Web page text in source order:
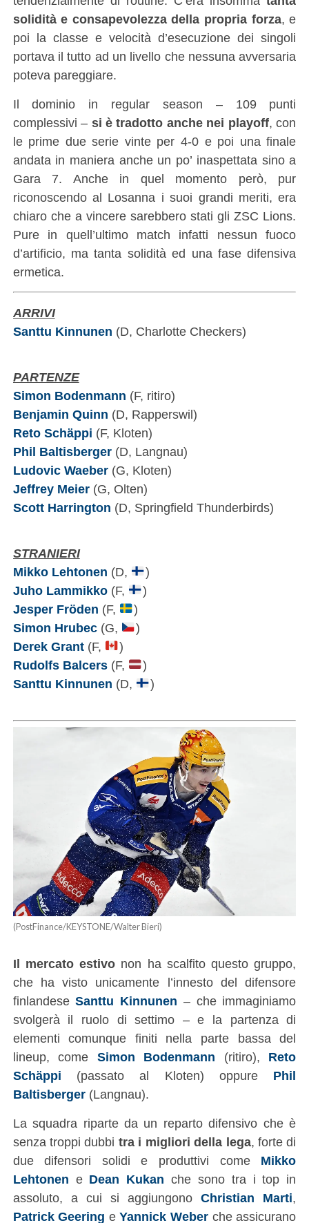
solidità e consapevolezza della propria forza, e
poi la classe e velocità d’esecuzione dei singoli
portava il tutto ad un livello che nessuna avversaria
poteva pareggiare.
Il dominio in regular season – 109 punti
complessivi – si è tradotto anche nei playoff, con
le prime due serie vinte per 4-0 e poi una finale
andata in maniera anche un po’ inaspettata sino a
Gara 7. Anche in quel momento però, pur
riconoscendo al Losanna i suoi grandi meriti, era
chiaro che a vincere sarebbero stati gli ZSC Lions.
Pure in quell’ultimo match infatti nessun fuoco
d’artificio, ma tanta solidità ed una fase difensiva
ermetica.
ARRIVI
Santtu Kinnunen (D, Charlotte Checkers)
PARTENZE
Simon Bodenmann (F, ritiro)
Benjamin Quinn (D, Rapperswil)
Reto Schäppi (F, Kloten)
Phil Baltisberger(D, Langnau)
Ludovic Waeber(G, Kloten)
Jeffrey Meier(G, Olten)
Scott Harrington (D, Springfield Thunderbirds)
STRANIERI
Mikko Lehtonen (D,
)
Juho Lammikko(F,
)
Jesper Fröden (F,
)
Simon Hrubec(G,
)
Derek Grant(F,
)
Rudolfs Balcers(F,
)
Santtu Kinnunen (D, )
(PostFinance/KEYSTONE/Walter Bieri)
Il mercato estivo non ha scalfito questo gruppo,
che ha visto unicamente l’innesto del difensore
finlandeseSanttu Kinnunen – che immaginiamo
svolgerà il ruolo di settimo – e la partenza di
elementi comunque finiti nella parte bassa del
lineup, come Simon Bodenmann (ritiro), Reto
Schäppi (passato al Kloten) oppure Phil
Baltisberger(Langnau).
La squadra riparte da un reparto difensivo che è
senza troppi dubbi tra i migliori della lega, forte di
due difensori solidi e produttivi come Mikko
Lehtonen e Dean Kukan che sono tra i top in
assoluto, a cui si aggiungonoChristian Marti,
Patrick Geering eYannick Weber che assicurano